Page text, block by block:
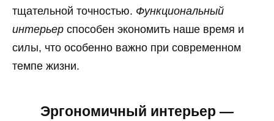
тщательной точностью. Функциональный
интерьер способен экономить наше время и
силы, что особенно важно при современном
темпе жизни.
Эргономичный интерьер —